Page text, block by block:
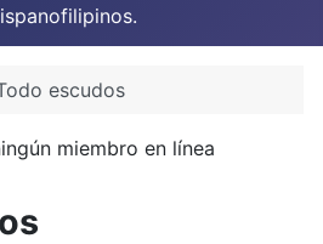
escudos
miembro en línea